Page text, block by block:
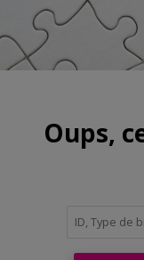
Oups,